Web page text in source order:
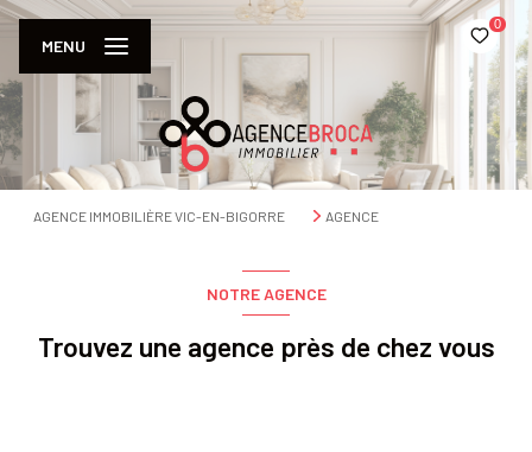
0
MENU
AGENCE IMMOBILIÈRE VIC-EN-BIGORRE AGENCE
NOTRE AGENCE
Trouvez une agence près de chez vous